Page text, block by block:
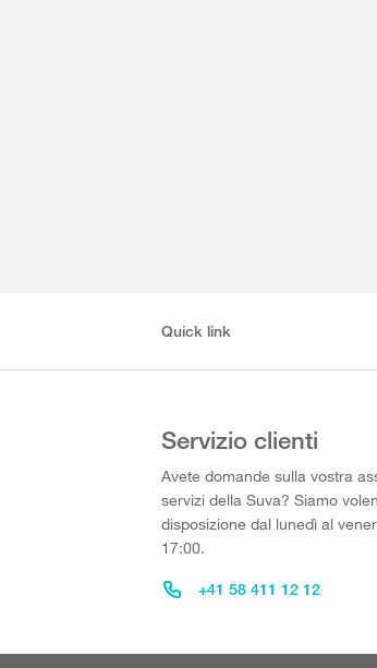
Quick link
Servizio clienti
Avete domande sulla vostra
servizi della Suva? Siamo
disposizione dal lunedì al
17:00.
+41 58 411 12 12